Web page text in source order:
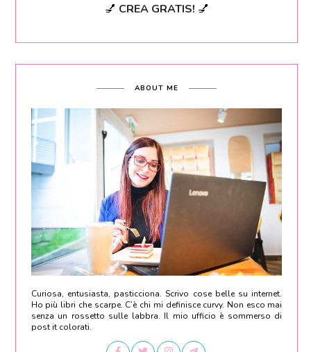
💅 CREA GRATIS! 💅
ABOUT ME
Curiosa, entusiasta, pasticciona. Scrivo cose belle su internet.
Ho più libri che scarpe. C’è chi mi definisce curvy. Non esco mai
senza un rossetto sulle labbra. Il mio ufficio è sommerso di
post it colorati.